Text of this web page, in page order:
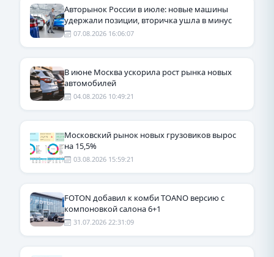
Авторынок России в июле: новые машины
удержали позиции, вторичка ушла в минус
07.08.2026 16:06:07
В июне Москва ускорила рост рынка новых
автомобилей
04.08.2026 10:49:21
Московский рынок новых грузовиков вырос
на 15,5%
03.08.2026 15:59:21
FOTON добавил к комби TOANO версию с
компоновкой салона 6+1
31.07.2026 22:31:09